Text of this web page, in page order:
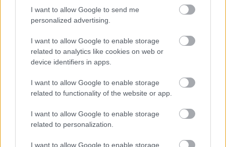
I want to allow Google to send me
personalized advertising.
I want to allow Google to enable storage
related to analytics like cookies on web or
device identifiers in apps.
I want to allow Google to enable storage
related to functionality of the website or app.
I want to allow Google to enable storage
related to personalization.
I want to allow Google to enable storage
EN DEĞERLI TOP 5
Victor Osimhen
22.710.000
Orkun Kökçü
Paul Onuachu 20.680.000